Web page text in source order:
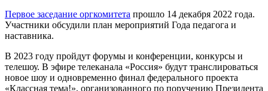
Первое заседание оргкомитета прошло 14 декабря 2022 года.
Участники обсудили план мероприятий Года педагога и
наставника.
В 2023 году пройдут форумы и конференции, конкурсы и
телешоу. В эфире телеканала «Россия» будут транслироваться
новое шоу и одновременно финал федерального проекта
«Классная тема!», организованного по поручению Президента